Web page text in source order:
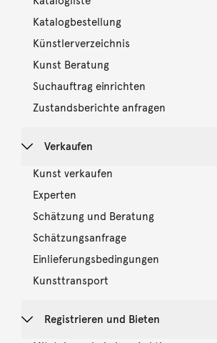
Katalogbestellung
Künstlerverzeichnis
Kunst Beratung
Suchauftrag einrichten
Zustandsberichte anfragen
Verkaufen
Kunst verkaufen
Experten
Schätzung und Beratung
Schätzungsanfrage
Einlieferungsbedingungen
Kunsttransport
Registrieren und Bieten